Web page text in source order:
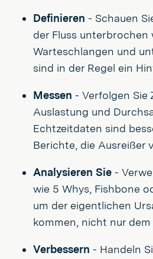
Definieren - Schauen
der Fluss unterbrochen
Warteschlangen und
sind in der Regel ein
Messen - Verfolgen Sie
Auslastung und
Echtzeitdaten sind
Berichte, die Ausreißer
Analysieren Sie -
wie 5 Whys, Fishbone
um der eigentlichen
kommen, nicht nur dem
Verbessern - Handeln